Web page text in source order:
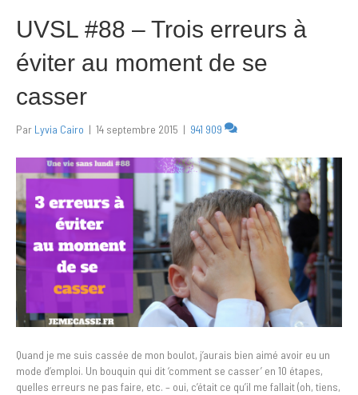
UVSL #88 – Trois erreurs à
éviter au moment de se
casser
Par Lyvia Cairo | 14 septembre 2015 | 941 909
Quand je me suis cassée de mon boulot, j’aurais bien aimé avoir eu un
mode d’emploi. Un bouquin qui dit ‘comment se casser’ en 10 étapes,
quelles erreurs ne pas faire, etc. – oui, c’était ce qu’il me fallait (oh, tiens,